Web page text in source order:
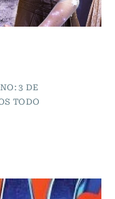
3 DE
TODO